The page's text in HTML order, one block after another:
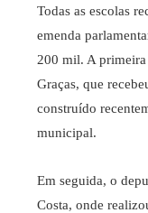
Todas as escolas
emenda
200 mil. A primeira
Graças, que
construído
municipal.
Em seguida, o
Costa, onde